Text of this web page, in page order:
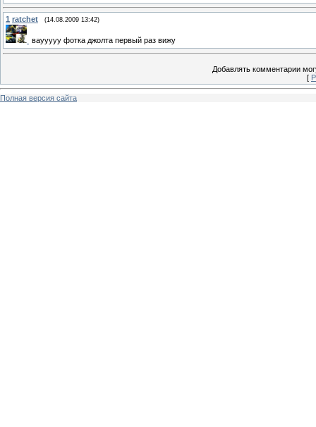
1 ratchet (14.08.2009 13:42)
ваууууу фотка джолта первый раз вижу
Добавлять комментарии
[
Полная версия сайта